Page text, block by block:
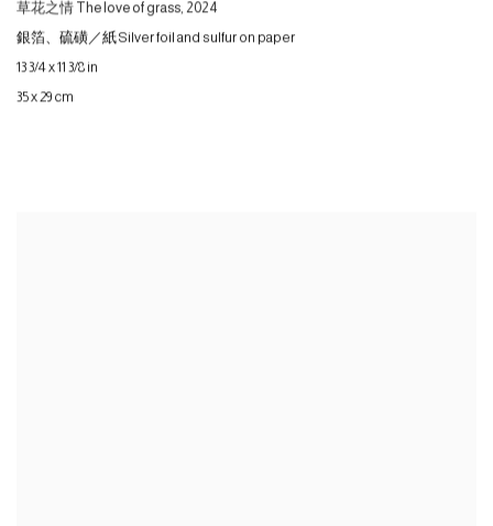
草花之情 The love of grass, 2024
銀箔、硫磺／紙 Silver foil and sulfur on paper
13 3/4 x 11 3/8 in
35 x 29 cm